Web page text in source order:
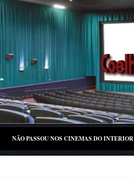
NÃO PASSOU NOS CINEMAS DO INTERIOR